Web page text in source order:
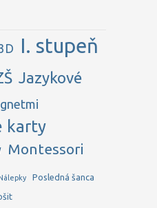
I. stupeň
Jazykové
karty
Montessori
Posledná šanca